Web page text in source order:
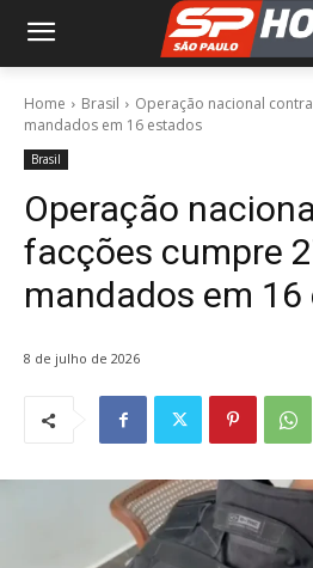
Home Brasil
Operação nacional
mandados em 16 estados
Brasil
Operação
facções cumpre
mandados em
8 de julho de 2026